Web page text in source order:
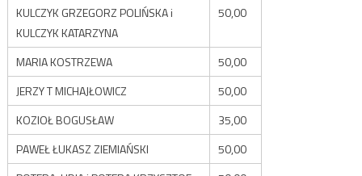
KULCZYK GRZEGORZ POLIŃSKA i
KULCZYK KATARZYNA
50,00
MARIA KOSTRZEWA
50,00
JERZY T MICHAJŁOWICZ
50,00
KOZIOŁ BOGUSŁAW
35,00
PAWEŁ ŁUKASZ ZIEMIAŃSKI
50,00